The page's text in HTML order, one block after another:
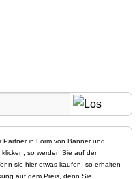
in Form von Banner und
so werden Sie auf der
sie hier etwas kaufen, so erhalten
auf dem Preis, denn Sie